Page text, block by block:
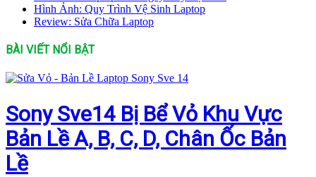
Hình Ảnh: Quy Trình Vệ Sinh Laptop
Review: Sửa Chữa Laptop
BÀI VIẾT NỔI BẬT
Sony Sve14 Bị Bể Vỏ Khu Vực
Bản Lề A, B, C, D, Chân Ốc Bản
Lề